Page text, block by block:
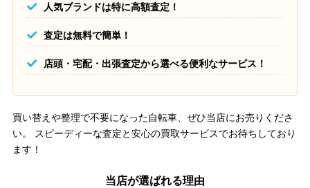
人気ブランドは特に高額査定！
査定は無料で簡単！
店頭・宅配・出張査定から選べる便利なサービス！
買い替えや整理で不要になった自転車、ぜひ当店にお売りくださ
い。 スピーディーな査定と安心の買取サービスでお待ちしており
ます！
当店が選ばれる理由